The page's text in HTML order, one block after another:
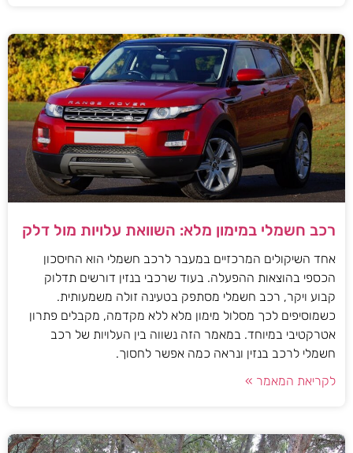
רכב חשמלי במימון מלא: השוואת עלויות מול דלק
אחד השיקולים המרכזיים במעבר לרכב חשמלי הוא החיסכון
הכספי בהוצאות ההפעלה. בעוד שרכבי בנזין דורשים תדלוק
קבוע ויקר, רכב חשמלי מסתפק בטעינה זולה משמעותית.
כשמוסיפים לכך מסלול מימון מלא ללא מקדמה, מקבלים פתרון
אטרקטיבי במיוחד. במאמר הזה נשווה בין העלויות של רכב
חשמלי לרכב בנזין ונראה כמה אפשר לחסוך.
לקריאת המאמר »